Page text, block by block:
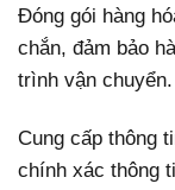
Đóng gói hàng
chắn, đảm bảo
trình vận chuyển.
Cung cấp thông
chính xác thông